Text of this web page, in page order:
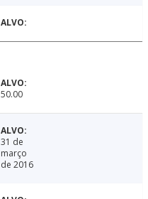
50.00
31 de
março
de 2016